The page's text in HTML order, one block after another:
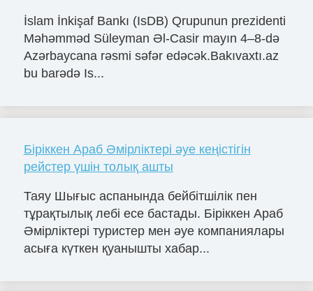
İslam İnkişaf Bankı (IsDB) Qrupunun prezidenti
Məhəmməd Süleyman Əl-Casir mayın 4–8-də
Azərbaycana rəsmi səfər edəcək.Bakıvaxtı.az
bu barədə Is...
Біріккен Араб Әмірліктері әуе кеңістігін
рейстер үшін толық ашты
Таяу Шығыс аспанында бейбітшілік пен
тұрақтылық лебі есе бастады. Біріккен Араб
Әмірліктері туристер мен әуе компаниялары
асыға күткен қуанышты хабар...